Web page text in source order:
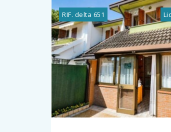
RIF. delta 651